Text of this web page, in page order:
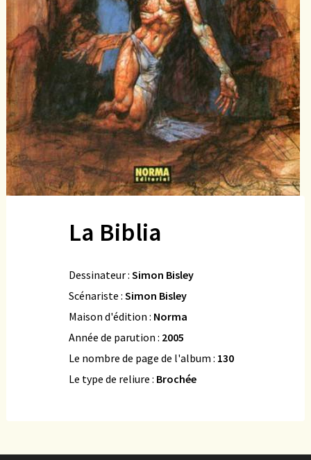
La Biblia
Dessinateur : Simon Bisley
Scénariste : Simon Bisley
Maison d'édition : Norma
Année de parution : 2005
Le nombre de page de l'album : 130
Le type de reliure : Brochée